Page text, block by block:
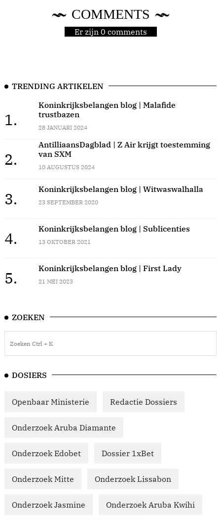
COMMENTS
Er zijn 0 comments
TRENDING ARTIKELEN
1.
Koninkrijksbelangen blog | Malafide
trustbazen
28 JANUARI 2024
2.
AntilliaansDagblad | Z Air krijgt toestemming
van SXM
10 AUGUSTUS 2024
3.
Koninkrijksbelangen blog | Witwaswalhalla
23 SEPTEMBER 2020
4.
Koninkrijksbelangen blog | Sublicenties
13 OKTOBER 2021
5.
Koninkrijksbelangen blog | First Lady
21 MEI 2023
ZOEKEN
DOSIERS
Openbaar Ministerie Redactie Dossiers
Onderzoek Aruba Diamante
Onderzoek Edobet Dossier 1xBet
Onderzoek Mitte Onderzoek Lissabon
Onderzoek Jasmine Onderzoek Aruba Kwihi